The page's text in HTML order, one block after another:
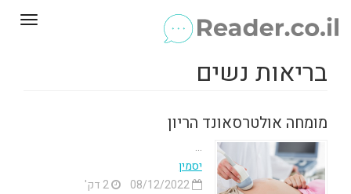
בריאות נשים
מומחה אולטרסאונד הריון
...
יסמין
08/12/2022
2 דק'